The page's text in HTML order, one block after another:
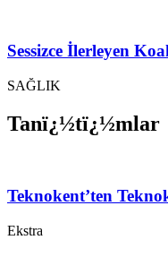
Sessizce İlerleyen
SAĞLIK
Tanï¿½tï¿½mlar
Teknokent’ten
Ekstra